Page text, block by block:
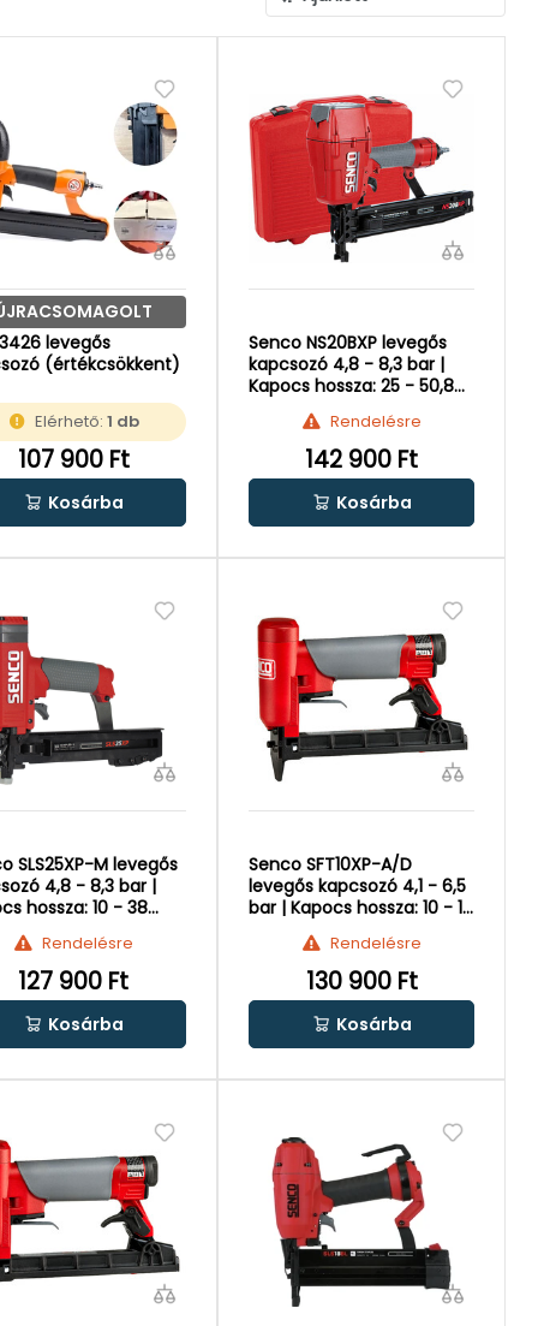
3426 levegős
(értékcsökkent)
Elérhető:1 db
107 900 Ft
Kosárba
Senco NS20BXP levegős
kapcsozó 4,8 - 8,3 bar |
Kapocs hossza: 25 - 50,8
Rendelésre
142 900 Ft
Kosárba
SLS25XP-M levegős
4,8 - 8,3 bar |
hossza: 10 - 38
Rendelésre
127 900 Ft
Kosárba
Senco SFT10XP-A/D
levegős kapcsozó 4,1 - 6,5
bar | Kapocs hossza: 10 - 16
Rendelésre
130 900 Ft
Kosárba